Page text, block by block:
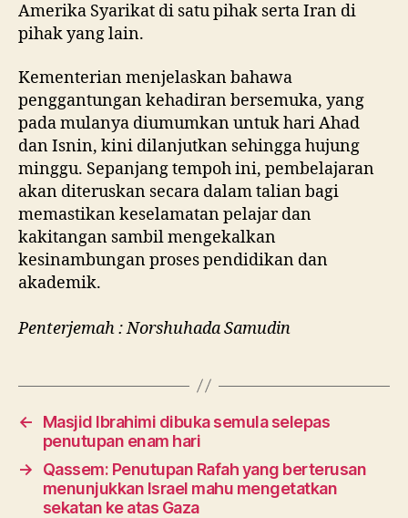
Amerika Syarikat di satu pihak serta Iran di
pihak yang lain.
Kementerian menjelaskan bahawa
penggantungan kehadiran bersemuka, yang
pada mulanya diumumkan untuk hari Ahad
dan Isnin, kini dilanjutkan sehingga hujung
minggu. Sepanjang tempoh ini, pembelajaran
akan diteruskan secara dalam talian bagi
memastikan keselamatan pelajar dan
kakitangan sambil mengekalkan
kesinambungan proses pendidikan dan
akademik.
Penterjemah : Norshuhada Samudin
←
Masjid Ibrahimi dibuka semula selepas
penutupan enam hari
→
Qassem: Penutupan Rafah yang berterusan
menunjukkan Israel mahu mengetatkan
sekatan ke atas Gaza